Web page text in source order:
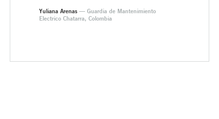
Yuliana Arenas — Guardia de Mantenimiento
Electrico Chatarra, Colombia